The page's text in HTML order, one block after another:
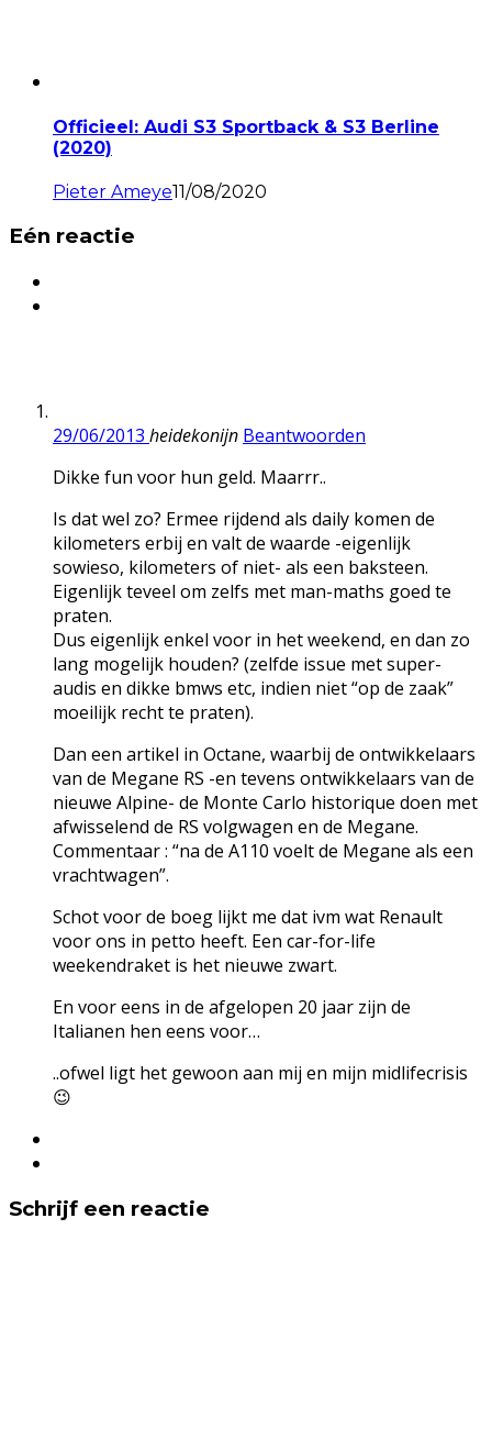
Officieel: Audi S3 Sportback & S3 Berline
(2020)
Pieter Ameye11/08/2020
Eén reactie
29/06/2013 heidekonijn Beantwoorden
Dikke fun voor hun geld. Maarrr..
Is dat wel zo? Ermee rijdend als daily komen de
kilometers erbij en valt de waarde -eigenlijk
sowieso, kilometers of niet- als een baksteen.
Eigenlijk teveel om zelfs met man-maths goed te
praten.
Dus eigenlijk enkel voor in het weekend, en dan zo
lang mogelijk houden? (zelfde issue met super-
audis en dikke bmws etc, indien niet “op de zaak”
moeilijk recht te praten).
Dan een artikel in Octane, waarbij de ontwikkelaars
van de Megane RS -en tevens ontwikkelaars van de
nieuwe Alpine- de Monte Carlo historique doen met
afwisselend de RS volgwagen en de Megane.
Commentaar : “na de A110 voelt de Megane als een
vrachtwagen”.
Schot voor de boeg lijkt me dat ivm wat Renault
voor ons in petto heeft. Een car-for-life
weekendraket is het nieuwe zwart.
En voor eens in de afgelopen 20 jaar zijn de
Italianen hen eens voor…
..ofwel ligt het gewoon aan mij en mijn midlifecrisis
😉
Schrijf een reactie